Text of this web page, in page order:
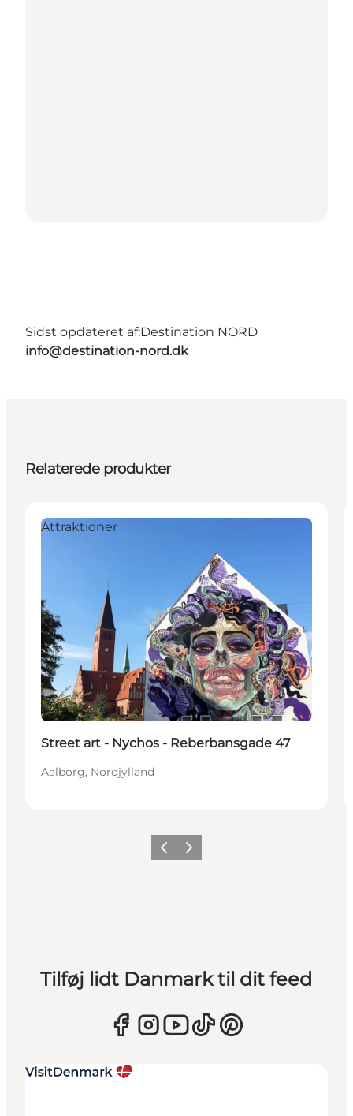
Sidst opdateret af:Destination NORD
info@destination-nord.dk
Relaterede produkter
Attraktioner
Street art - Nychos - Reberbansgade 47
Aalborg, Nordjylland
ForrigeNæste
Tilføj lidt Danmark til dit feed